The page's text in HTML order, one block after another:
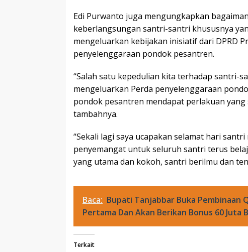
Edi Purwanto juga mengungkapkan
keberlangsungan santri-santri khususnya
mengeluarkan kebijakan inisiatif dari DPRD
penyelenggaraan pondok pesantren.
“Salah satu kepedulian kita terhadap santri-
mengeluarkan Perda penyelenggaraan
pondok pesantren mendapat perlakuan
tambahnya.
“Sekali lagi saya ucapakan selamat hari
penyemangat untuk seluruh santri terus
yang utama dan kokoh, santri berilmu dan
Baca: Bupati Tanjabbar Buka Pembinaan
Pertama Dan Akan Berikan Bonus 60 Juta
Terkait